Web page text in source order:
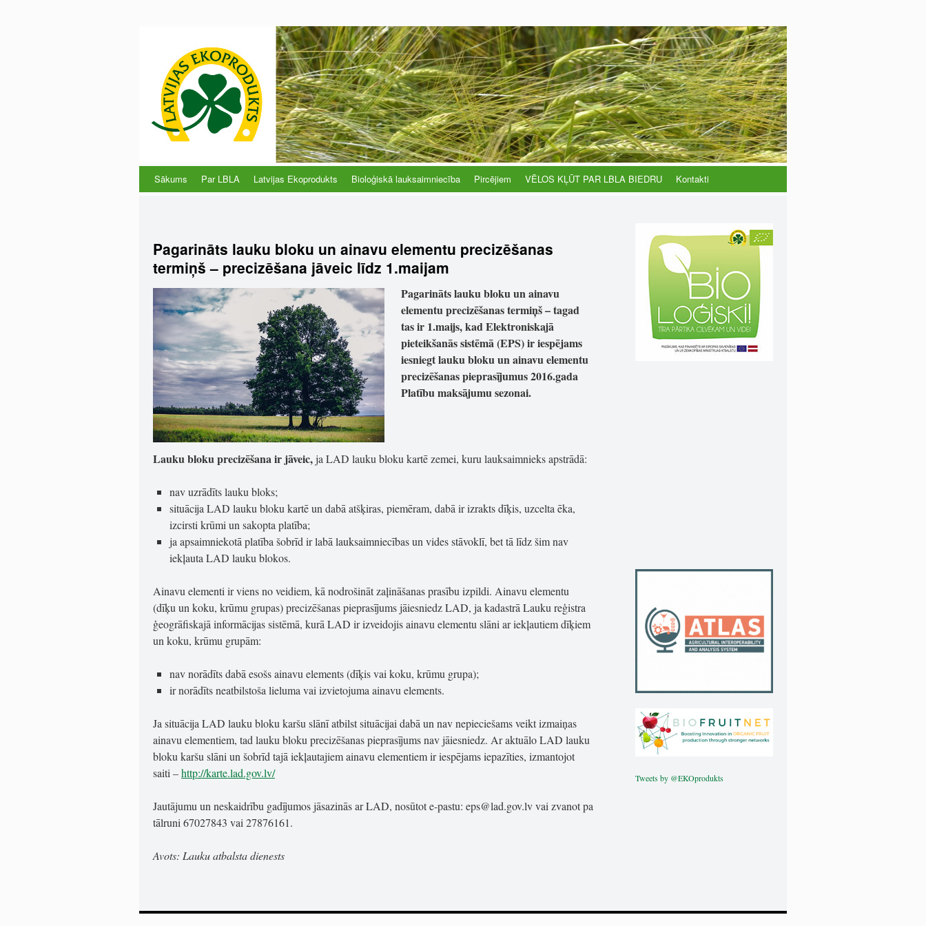
Sākums Par LBLA Latvijas Ekoprodukts Bioloģiskā lauksaimniecība Pircējiem VĒLOS KĻŪT PAR LBLA BIEDRU Kontakti
Pagarināts lauku bloku un ainavu elementu precizēšanas
termiņš – precizēšana jāveic līdz 1.maijam
Pagarināts lauku bloku un ainavu
elementu precizēšanas termiņš – tagad
tas ir 1.maijs, kad Elektroniskajā
pieteikšanās sistēmā (EPS) ir iespējams
iesniegt lauku bloku un ainavu elementu
precizēšanas pieprasījumus 2016.gada
Platību maksājumu sezonai.
Lauku bloku precizēšana ir jāveic, ja LAD lauku bloku kartē zemei, kuru lauksaimnieks apstrādā:
nav uzrādīts lauku bloks;
situācija LAD lauku bloku kartē un dabā atšķiras, piemēram, dabā ir izrakts dīķis, uzcelta ēka,
izcirsti krūmi un sakopta platība;
ja apsaimniekotā platība šobrīd ir labā lauksaimniecības un vides stāvoklī, bet tā līdz šim nav
iekļauta LAD lauku blokos.
Ainavu elementi ir viens no veidiem, kā nodrošināt zaļināšanas prasību izpildi. Ainavu elementu
(dīķu un koku, krūmu grupas) precizēšanas pieprasījums jāiesniedz LAD, ja kadastrā Lauku reģistra
ģeogrāfiskajā informācijas sistēmā, kurā LAD ir izveidojis ainavu elementu slāni ar iekļautiem dīķiem
un koku, krūmu grupām:
nav norādīts dabā esošs ainavu elements (dīķis vai koku, krūmu grupa);
ir norādīts neatbilstoša lieluma vai izvietojuma ainavu elements.
Ja situācija LAD lauku bloku karšu slānī atbilst situācijai dabā un nav nepieciešams veikt izmaiņas
ainavu elementiem, tad lauku bloku precizēšanas pieprasījums nav jāiesniedz. Ar aktuālo LAD lauku
bloku karšu slāni un šobrīd tajā iekļautajiem ainavu elementiem ir iespējams iepazīties, izmantojot
saiti –http://karte.lad.gov.lv/
Jautājumu un neskaidrību gadījumos jāsazinās ar LAD, nosūtot e-pastu: eps@lad.gov.lvvai zvanot pa
tālruni 67027843 vai 27876161.
Avots: Lauku atbalsta dienests
Tweets by @EKOprodukts